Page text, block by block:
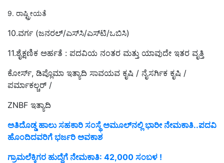
9. ರಾಷ್ಟ್ರೀಯತೆ
10.ವರ್ಗ (ಜನರಲ್/ಎಸ್‌ಸಿ/ಎಸ್‌ಟಿ/ಒಬಿಸಿ)
11.ಶೈಕ್ಷಣಿಕ ಅರ್ಹತೆ : ಪದವಿಯ ನಂತರ ಮತ್ತು ಯಾವುದೇ ಇತರ ವೃತ್ತಿ
ಕೋರ್ಸ್, ಡಿಪ್ಲೊಮಾ ಇತ್ಯಾದಿ ಸಾವಯವ ಕೃಷಿ / ನೈಸರ್ಗಿಕ ಕೃಷಿ /
ಪರ್ಮಾಕಲ್ಚರ್ /
ZNBF ಇತ್ಯಾದಿ
ಅತಿದೊಡ್ಡ ಹಾಲು ಸಹಕಾರಿ ಸಂಸ್ಥೆ ಅಮೂಲ್‌ನಲ್ಲಿ ಭಾರೀ ನೇಮಕಾತಿ..ಪದವಿ
ಹೊಂದಿದವರಿಗೆ ಭರ್ಜರಿ ಅವಕಾಶ
ಗ್ರಾಮಲೆಕ್ಕಿಗರ ಹುದ್ದೆಗೆ ನೇಮಕಾತಿ: 42,000 ಸಂಬಳ !